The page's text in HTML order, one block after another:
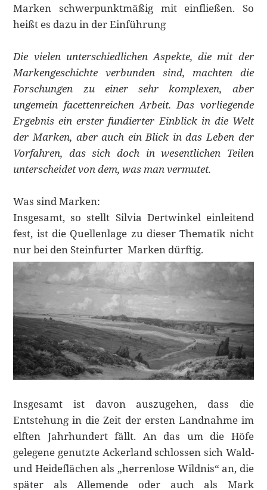
Marken schwerpunktmäßig mit einfließen. So
heißt es dazu in der Einführung
Die vielen unterschiedlichen Aspekte, die mit der
Markengeschichte verbunden sind, machten die
Forschungen zu einer sehr komplexen, aber
ungemein facettenreichen Arbeit. Das vorliegende
Ergebnis ein erster fundierter Einblick in die Welt
der Marken, aber auch ein Blick in das Leben der
Vorfahren, das sich doch in wesentlichen Teilen
unterscheidet von dem, was man vermutet.
Was sind Marken:
Insgesamt, so stellt Silvia Dertwinkel einleitend
fest, ist die Quellenlage zu dieser Thematik nicht
nur bei den Steinfurter Marken dürftig.
Insgesamt ist davon auszugehen, dass die
Entstehung in die Zeit der ersten Landnahme im
elften Jahrhundert fällt. An das um die Höfe
gelegene genutzte Ackerland schlossen sich Wald-
und Heideflächen als „herrenlose Wildnis“ an, die
später als Allemende oder auch als Mark